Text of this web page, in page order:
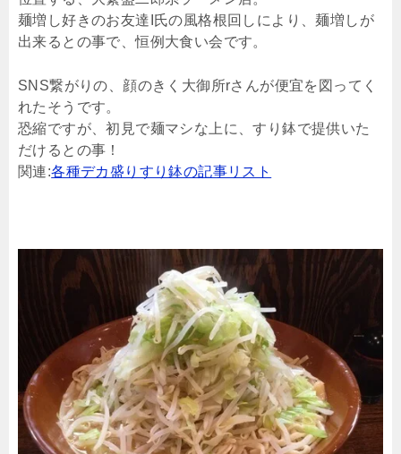
麺増し好きのお友達I氏の風格根回しにより、麺増しが
出来るとの事で、恒例大食い会です。
SNS繋がりの、顔のきく大御所rさんが便宜を図ってく
れたそうです。
恐縮ですが、初見で麺マシな上に、すり鉢で提供いた
だけるとの事！
関連:各種デカ盛りすり鉢の記事リスト